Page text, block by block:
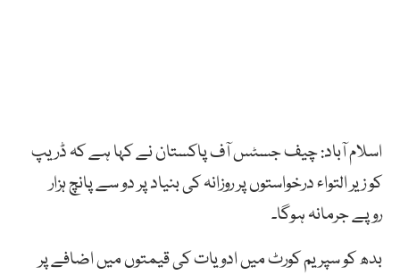
اسلام آباد: چیف جسٹس آف پاکستان نے کہا ہے کہ ڈریپ
کو زیر التواء درخواستوں پر روزانہ کی بنیاد پر دو سے پانچ ہزار
روپے جرمانہ ہوگا۔
بدھ کو سپریم کورٹ میں ادویات کی قیمتوں میں اضافے پر